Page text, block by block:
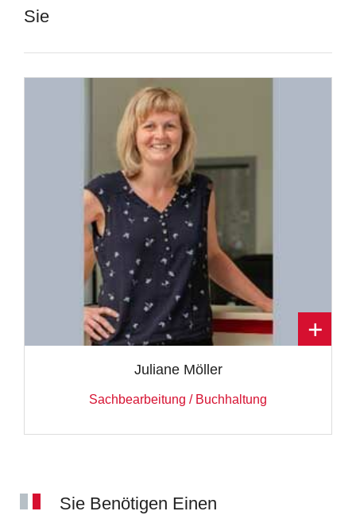
Sie
Juliane Möller
Sachbearbeitung / Buchhaltung
Sie Benötigen Einen